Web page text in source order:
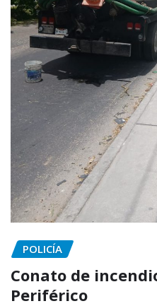
POLICÍA
Conato de
Periférico